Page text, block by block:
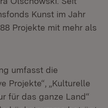
Kunst im Jahr
Projekte mit mehr als
umfasst die
Projekte“, „Kulturelle
für das ganze Land“